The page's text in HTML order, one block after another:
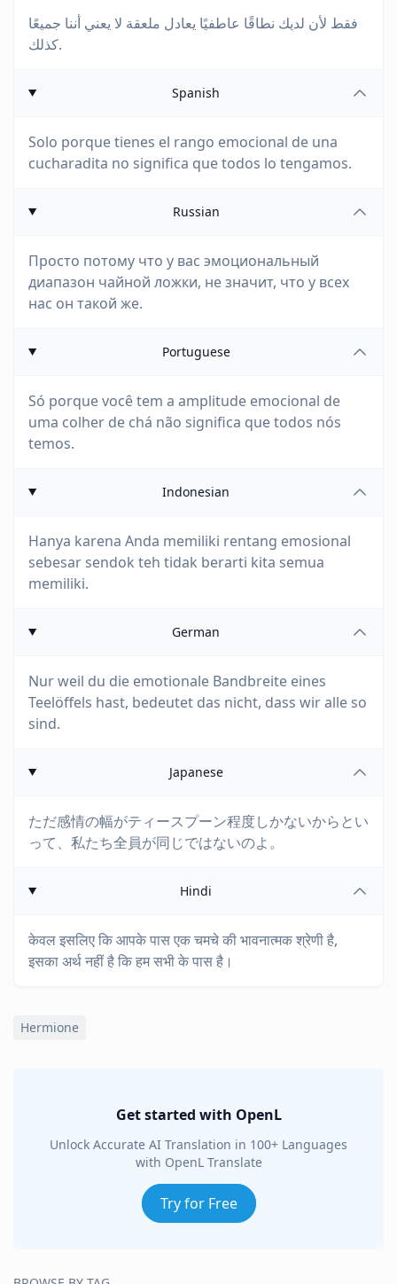
فقط لأن لديك نطاقًا عاطفيًا يعادل ملعقة لا يعني أننا جميعًا
كذلك.
Spanish
Solo porque tienes el rango emocional de una
cucharadita no significa que todos lo tengamos.
Russian
Просто потому что у вас эмоциональный
диапазон чайной ложки, не значит, что у всех
нас он такой же.
Portuguese
Só porque você tem a amplitude emocional de
uma colher de chá não significa que todos nós
temos.
Indonesian
Hanya karena Anda memiliki rentang emosional
sebesar sendok teh tidak berarti kita semua
memiliki.
German
Nur weil du die emotionale Bandbreite eines
Teelöffels hast, bedeutet das nicht, dass wir alle so
sind.
Japanese
ただ感情の幅がティースプーン程度しかないからとい
って、私たち全員が同じではないのよ。
Hindi
केवल इसलिए कि आपके पास एक चमचे की भावनात्मक श्रेणी है,
इसका अर्थ नहीं है कि हम सभी के पास है।
Hermione
Get started with OpenL
Unlock Accurate AI Translation in 100+ Languages
with OpenL Translate
Try for Free